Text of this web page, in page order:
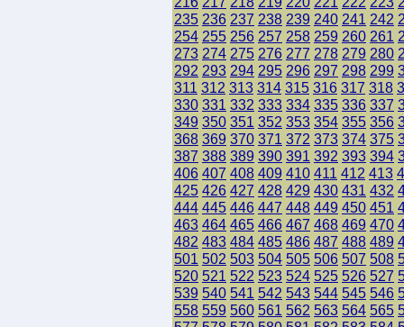
235 236 237 238 239 240 241 242
254 255 256 257 258 259 260 261
273 274 275 276 277 278 279 280
292 293 294 295 296 297 298 299
311 312 313 314 315 316 317 318
330 331 332 333 334 335 336 337
349 350 351 352 353 354 355 356
368 369 370 371 372 373 374 375
387 388 389 390 391 392 393 394
406 407 408 409 410 411 412 413
425 426 427 428 429 430 431 432
444 445 446 447 448 449 450 451
463 464 465 466 467 468 469 470
482 483 484 485 486 487 488 489
501 502 503 504 505 506 507 508
520 521 522 523 524 525 526 527
539 540 541 542 543 544 545 546
558 559 560 561 562 563 564 565